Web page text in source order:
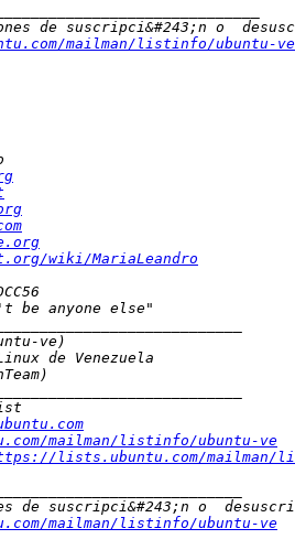
mailman/listinfo/ubuntu-ve
wiki/MariaLeandro
mailman/listinfo/ubuntu-ve
lists.ubuntu.com/mailman/
mailman/listinfo/ubuntu-ve